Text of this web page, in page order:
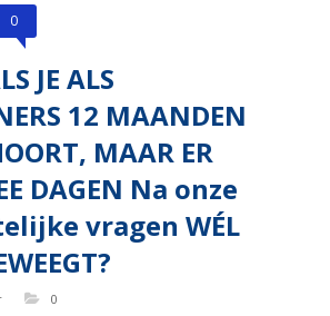
0
JE ALS
12 MAANDEN
MAAR ER
DAGEN Na onze
vragen WÉL
0